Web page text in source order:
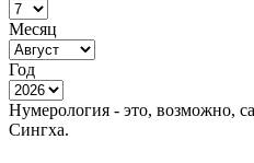
Месяц
Год
Нумерология - это, возможно,
Сингха.